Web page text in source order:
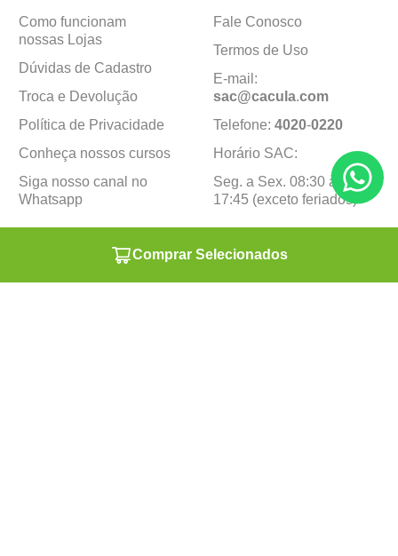
Comprar Selecionados
Como funcionam
nossas Lojas
Dúvidas de Cadastro
Troca e Devolução
Política de Privacidade
Conheça nossos cursos
Siga nosso canal no
Whatsapp
Fale Conosco
Termos de Uso
E-mail:
sac@cacula.com
Telefone: 4020-0220
Horário SAC:
Seg. a Sex. 08:30 às
17:45 (exceto feriados)
Sobre a caçula
Minha Conta
Minha Conta